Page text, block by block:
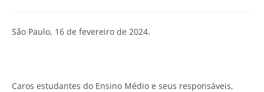
São Paulo, 16 de fevereiro de 2024.
Caros estudantes do Ensino Médio e seus responsáveis,